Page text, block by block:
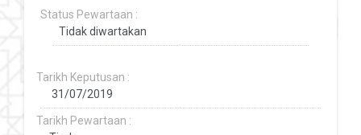
Status Pewartaan :
Tarikh Keputusan :
Tarikh Pewartaan :